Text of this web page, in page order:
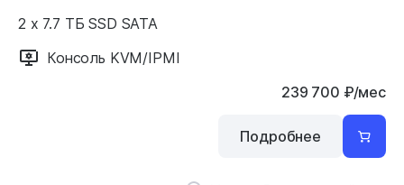
2 x 7.7 ТБ SSD SATA
Консоль KVM/IPMI
239 700 ₽/мес
Подробнее